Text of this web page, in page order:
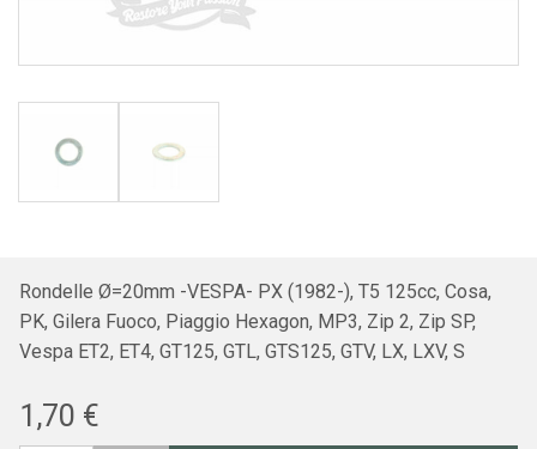
Rondelle Ø=20mm -VESPA- PX (1982-), T5 125cc, Cosa,
PK, Gilera Fuoco, Piaggio Hexagon, MP3, Zip 2, Zip SP,
Vespa ET2, ET4, GT125, GTL, GTS125, GTV, LX, LXV, S
1,70 €